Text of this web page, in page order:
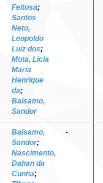
Feitosa;
Santos
Neto,
Leopoldo
Luiz dos;
Mota, Licia
Maria
Henrique
da;
Balsamo,
Sandor
Balsamo,
Sandor;
Nascimento,
Dahan da
Cunha;
-